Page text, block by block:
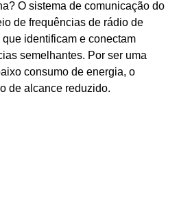
O sistema de comunicação do
de frequências de rádio de
identificam e conectam
semelhantes. Por ser uma
consumo de energia, o
de alcance reduzido.